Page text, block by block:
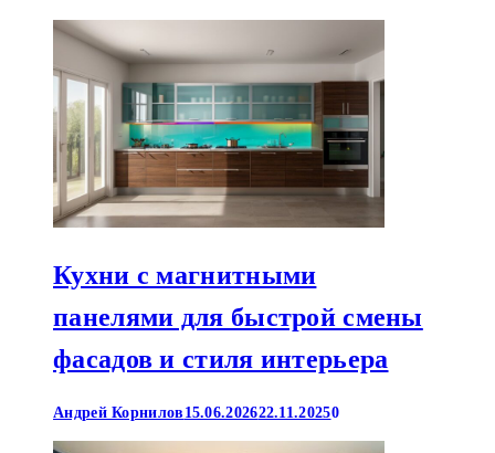
Кухни с магнитными
панелями для быстрой смены
фасадов и стиля интерьера
Андрей Корнилов 15.06.202622.11.20250